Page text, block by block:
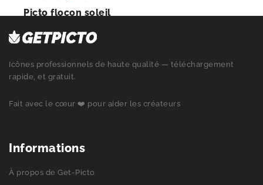
Picto flocon soleil
Icônes professionnels de haute qualité — téléchargement
rapide, et gratuit.
Fait avec le cœur ❤️ pour aider les créateurs
Informations
À propos de Get-Picto